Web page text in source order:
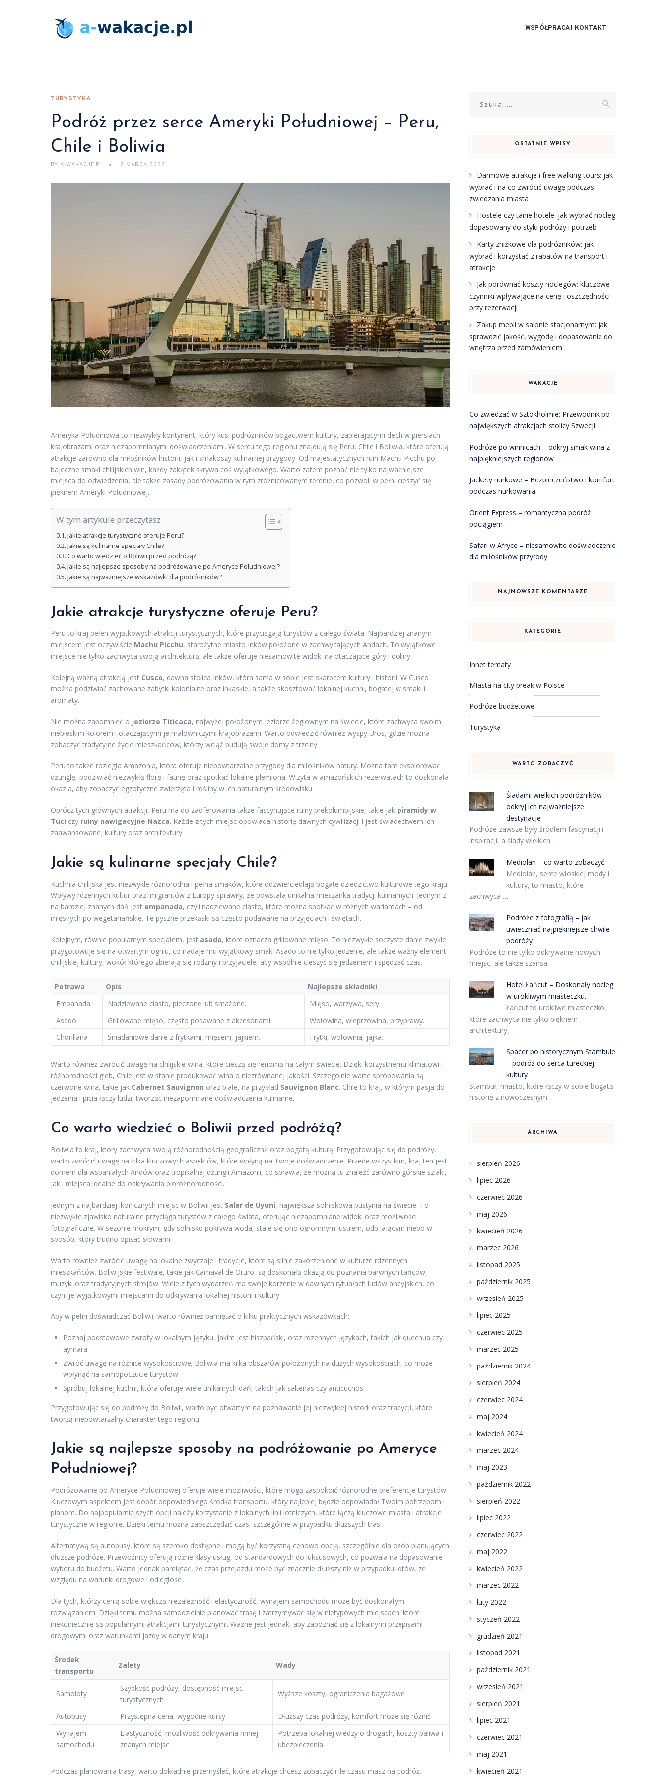
WSPÓŁPRACA I KONTAKT
TURYSTYKA
Podróż przez serce Ameryki Południowej – Peru,
Chile i Boliwia
BY A-WAKACJE.PL 18 MARCA 2022
Ameryka Południowa to niezwykły kontynent, który kusi podróżników bogactwem kultury, zapierającymi dech w piersiach
krajobrazami oraz niezapomnianymi doświadczeniami. W sercu tego regionu znajdują się Peru, Chile i Boliwia, które oferują
atrakcje zarówno dla miłośników historii, jak i smakoszy kulinarnej przygody. Od majestatycznych ruin Machu Picchu po
bajeczne smaki chilijskich win, każdy zakątek skrywa coś wyjątkowego. Warto zatem poznać nie tylko najważniejsze
miejsca do odwiedzenia, ale także zasady podróżowania w tym zróżnicowanym terenie, co pozwoli w pełni cieszyć się
pięknem Ameryki Południowej.
W tym artykule przeczytasz
Jakie atrakcje turystyczne oferuje Peru?
Jakie są kulinarne specjały Chile?
Co warto wiedzieć o Boliwii przed podróżą?
Jakie są najlepsze sposoby na podróżowanie po Ameryce Południowej?
Jakie są najważniejsze wskazówki dla podróżników?
Jakie atrakcje turystyczne oferuje Peru?
Peru to kraj pełen wyjątkowych atrakcji turystycznych, które przyciągają turystów z całego świata. Najbardziej znanym
miejscem jest oczywiście Machu Picchu, starożytne miasto Inków położone w zachwycających Andach. To wyjątkowe
miejsce nie tylko zachwyca swoją architekturą, ale także oferuje niesamowite widoki na otaczające góry i doliny.
Kolejną ważną atrakcją jest Cusco, dawna stolica Inków, która sama w sobie jest skarbcem kultury i historii. W Cusco
można podziwiać zachowane zabytki kolonialne oraz inkaskie, a także skosztować lokalnej kuchni, bogatej w smaki i
aromaty.
Nie można zapomnieć o Jeziorze Titicaca, najwyżej położonym jeziorze żeglownym na świecie, które zachwyca swoim
niebieskim kolorem i otaczającymi je malowniczymi krajobrazami. Warto odwiedzić również wyspy Uros, gdzie można
zobaczyć tradycyjne życie mieszkańców, którzy wciąż budują swoje domy z trzciny.
Peru to także rozległa Amazonia, która oferuje niepowtarzalne przygody dla miłośników natury. Można tam eksplorować
dżunglę, podziwiać niezwykłą florę i faunę oraz spotkać lokalne plemiona. Wizyta w amazońskich rezerwatach to doskonała
okazja, aby zobaczyć egzotyczne zwierzęta i rośliny w ich naturalnym środowisku.
Oprócz tych głównych atrakcji, Peru ma do zaoferowania także fascynujące ruiny prekolumbijskie, takie jak piramidy w
Tuci czy ruiny nawigacyjne Nazca. Każde z tych miejsc opowiada historię dawnych cywilizacji i jest świadectwem ich
zaawansowanej kultury oraz architektury.
Jakie są kulinarne specjały Chile?
Kuchnia chilijska jest niezwykle różnorodna i pełna smaków, które odzwierciedlają bogate dziedzictwo kulturowe tego kraju.
Wpływy rdzennych kultur oraz imigrantów z Europy sprawiły, że powstała unikalna mieszanka tradycji kulinarnych. Jednym z
najbardziej znanych dań jest empanada, czyli nadziewane ciasto, które można spotkać w różnych wariantach – od
mięsnych po wegetariańskie. Te pyszne przekąski są często podawane na przyjęciach i świętach.
Kolejnym, równie popularnym specjałem, jest asado, które oznacza grillowane mięso. To niezwykle soczyste danie zwykle
przygotowuje się na otwartym ogniu, co nadaje mu wyjątkowy smak. Asado to nie tylko jedzenie, ale także ważny element
chilijskiej kultury, wokół którego zbierają się rodziny i przyjaciele, aby wspólnie cieszyć się jedzeniem i spędzać czas.
Potrawa Opis
Najlepsze składniki
Empanada
Nadziewane ciasto, pieczone lub smażone.
Mięso, warzywa, sery.
Asado
Grillowane mięso, często podawane z akcesoriami.
Wołowina, wieprzowina, przyprawy.
Chorillana
Śniadaniowe danie z frytkami, mięsem, jajkiem. Frytki, wołowina, jajka.
Warto również zwrócić uwagę na chilijskie wina, które cieszą się renomą na całym świecie. Dzięki korzystnemu klimatowi i
różnorodności gleb, Chile jest w stanie produkować wina o niezrównanej jakości. Szczególnie warte spróbowania są
czerwone wina, takie jak Cabernet Sauvignon oraz białe, na przykład Sauvignon Blanc. Chile to kraj, w którym pasja do
jedzenia i picia łączy ludzi, tworząc niezapomniane doświadczenia kulinarne.
Co warto wiedzieć o Boliwii przed podróżą?
Boliwia to kraj, który zachwyca swoją różnorodnością geograficzną oraz bogatą kulturą. Przygotowując się do podróży,
warto zwrócić uwagę na kilka kluczowych aspektów, które wpłyną na Twoje doświadczenie. Przede wszystkim, kraj ten jest
domem dla wspaniałych Andów oraz tropikalnej dżungli Amazonii, co sprawia, że można tu znaleźć zarówno górskie szlaki,
jak i miejsca idealne do odkrywania bioróżnorodności.
Jednym z najbardziej ikonicznych miejsc w Boliwii jest Salar de Uyuni, największa solniskowa pustynia na świecie. To
niezwykłe zjawisko naturalne przyciąga turystów z całego świata, oferując niezapomniane widoki oraz możliwości
fotograficzne. W sezonie mokrym, gdy solnisko pokrywa woda, staje się ono ogromnym lustrem, odbijającym niebo w
sposób, który trudno opisać słowami.
Warto również zwrócić uwagę na lokalne zwyczaje i tradycje, które są silnie zakorzenione w kulturze rdzennych
mieszkańców. Boliwijskie festiwale, takie jak Carnaval de Oruro, są doskonałą okazją do poznania barwnych tańców,
muzyki oraz tradycyjnych strojów. Wiele z tych wydarzeń ma swoje korzenie w dawnych rytuałach ludów andyjskich, co
czyni je wyjątkowymi miejscami do odkrywania lokalnej historii i kultury.
Aby w pełni doświadczać Boliwii, warto również pamiętać o kilku praktycznych wskazówkach:
Poznaj podstawowe zwroty w lokalnym języku, jakim jest hiszpański, oraz rdzennych językach, takich jak quechua czy
aymara.
Zwróć uwagę na różnice wysokościowe; Boliwia ma kilka obszarów położonych na dużych wysokościach, co może
wpłynąć na samopoczucie turystów.
Spróbuj lokalnej kuchni, która oferuje wiele unikalnych dań, takich jak salteñas czy anticuchos.
Przygotowując się do podróży do Boliwii, warto być otwartym na poznawanie jej niezwykłej historii oraz tradycji, które
tworzą niepowtarzalny charakter tego regionu.
Jakie są najlepsze sposoby na podróżowanie po Ameryce
Południowej?
Podróżowanie po Ameryce Południowej oferuje wiele możliwości, które mogą zaspokoić różnorodne preferencje turystów.
Kluczowym aspektem jest dobór odpowiedniego środka transportu, który najlepiej będzie odpowiadał Twoim potrzebom i
planom. Do najpopularniejszych opcji należy korzystanie z lokalnych linii lotniczych, które łączą kluczowe miasta i atrakcje
turystyczne w regionie. Dzięki temu można zaoszczędzić czas, szczególnie w przypadku dłuższych tras.
Alternatywą są autobusy, które są szeroko dostępne i mogą być korzystną cenowo opcją, szczególnie dla osób planujących
dłuższe podróże. Przewoźnicy oferują różne klasy usług, od standardowych do luksusowych, co pozwala na dopasowanie
wyboru do budżetu. Warto jednak pamiętać, że czas przejazdu może być znacznie dłuższy niż w przypadku lotów, ze
względu na warunki drogowe i odległości.
Dla tych, którzy cenią sobie większą niezależność i elastyczność, wynajem samochodu może być doskonałym
rozwiązaniem. Dzięki temu można samodzielnie planować trasę i zatrzymywać się w nietypowych miejscach, które
niekoniecznie są popularnymi atrakcjami turystycznymi. Ważne jest jednak, aby zapoznać się z lokalnymi przepisami
drogowymi oraz warunkami jazdy w danym kraju.
Środek
transportu
Zalety Wady
Samoloty
Szybkość podróży, dostępność miejsc
turystycznych
Wyższe koszty, ograniczenia bagażowe
Autobusy Przystępna cena, wygodne kursy
Dłuższy czas podróży, komfort może się różnić
Wynajem
samochodu
Elastyczność, możliwość odkrywania mniej
znanych miejsc
Potrzeba lokalnej wiedzy o drogach, koszty paliwa i
ubezpieczenia
Podczas planowania trasy, warto dokładnie przemyśleć, które atrakcje chcesz zobaczyć i ile czasu masz na podróż.
OSTATNIE WPISY
Darmowe atrakcje i free walking tours: jak
wybrać i na co zwrócić uwagę podczas
zwiedzania miasta
Hostele czy tanie hotele: jak wybrać nocleg
dopasowany do stylu podróży i potrzeb
Karty zniżkowe dla podróżników: jak
wybrać i korzystać z rabatów na transport i
atrakcje
Jak porównać koszty noclegów: kluczowe
czynniki wpływające na cenę i oszczędności
przy rezerwacji
Zakup mebli w salonie stacjonarnym: jak
sprawdzić jakość, wygodę i dopasowanie do
wnętrza przed zamówieniem
WAKACJE
Co zwiedzać w Sztokholmie: Przewodnik po
największych atrakcjach stolicy Szwecji
Podróże po winnicach – odkryj smak wina z
najpiękniejszych regionów
Jackety nurkowe – Bezpieczeństwo i komfort
podczas nurkowania.
Orient Express – romantyczna podróż
pociągiem
Safari w Afryce – niesamowite doświadczenie
dla miłośników przyrody
NAJNOWSZE KOMENTARZE
KATEGORIE
Innet tematy
Miasta na city break w Polsce
Podróże budżetowe
Turystyka
WARTO ZOBACZYĆ
Śladami wielkich podróżników –
odkryj ich najważniejsze
destynacje
Podróże zawsze były źródłem fascynacji i
inspiracji, a ślady wielkich …
Mediolan – co warto zobaczyć
Mediolan, serce włoskiej mody i
kultury, to miasto, które
zachwyca …
Podróże z fotografią – jak
uwieczniać najpiękniejsze chwile
podróży
Podróże to nie tylko odkrywanie nowych
miejsc, ale także szansa …
Hotel Łańcut – Doskonały nocleg
w urokliwym miasteczku.
Łańcut to urokliwe miasteczko,
które zachwyca nie tylko pięknem
architektury, …
Spacer po historycznym Stambule
– podróż do serca tureckiej
kultury
Stambuł, miasto, które łączy w sobie bogatą
historię z nowoczesnym …
ARCHIWA
sierpień 2026
lipiec 2026
czerwiec 2026
maj 2026
kwiecień 2026
marzec 2026
listopad 2025
październik 2025
wrzesień 2025
lipiec 2025
czerwiec 2025
marzec 2025
październik 2024
sierpień 2024
czerwiec 2024
maj 2024
kwiecień 2024
marzec 2024
maj 2023
październik 2022
sierpień 2022
lipiec 2022
czerwiec 2022
maj 2022
kwiecień 2022
marzec 2022
luty 2022
styczeń 2022
grudzień 2021
listopad 2021
październik 2021
wrzesień 2021
sierpień 2021
lipiec 2021
czerwiec 2021
maj 2021
kwiecień 2021